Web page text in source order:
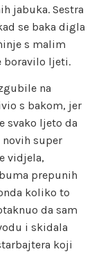
jabuka. Sestra
se baka digla
s malim
boravilo ljeti.
na
s bakom, jer
svako ljeto da
novih super
vidjela,
prepunih
koliko to
da sam
i skidala
koji